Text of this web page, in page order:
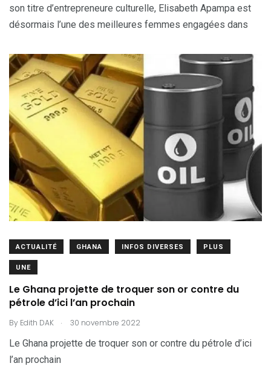
son titre d’entrepreneure culturelle, Elisabeth Apampa est
désormais l’une des meilleures femmes engagées dans
ACTUALITÉ GHANA INFOS DIVERSES PLUS
UNE
Le Ghana projette de troquer son or contre du
pétrole d’ici l’an prochain
By Edith DAK . 30 novembre 2022
Le Ghana projette de troquer son or contre du pétrole d’ici
l’an prochain